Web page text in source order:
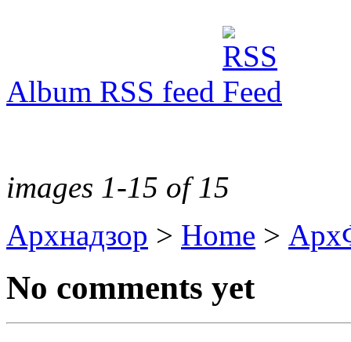
Album RSS feed
images 1-15 of 15
Архнадзор > Home >
No comments yet